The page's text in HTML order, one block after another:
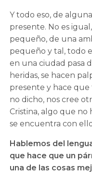
Y todo eso, de
presente. No es
pequeño, de una
pequeño y tal, todo
en una ciudad pasa
heridas, se hacen
presente y hace
no dicho, nos cree
Cristina, algo que
se encuentra con
Hablemos del
que hace que un
una de las cosas